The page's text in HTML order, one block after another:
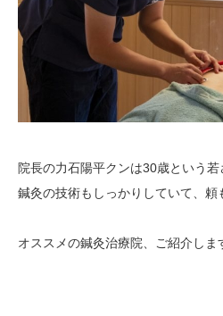
院長の力石陽平クンは30歳という
鍼灸の技術もしっかりしていて、頼
オススメの鍼灸治療院、ご紹介しま